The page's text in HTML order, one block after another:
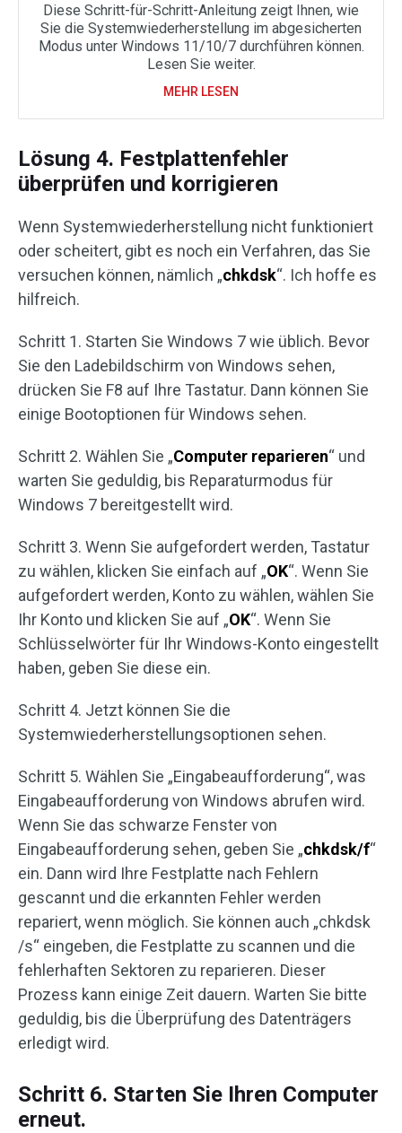
Diese Schritt-für-Schritt-Anleitung zeigt Ihnen, wie
Sie die Systemwiederherstellung im abgesicherten
Modus unter Windows 11/10/7 durchführen können.
Lesen Sie weiter.
MEHR LESEN
Lösung 4. Festplattenfehler
überprüfen und korrigieren
Wenn Systemwiederherstellung nicht funktioniert
oder scheitert, gibt es noch ein Verfahren, das Sie
versuchen können, nämlich „chkdsk“. Ich hoffe es
hilfreich.
Schritt 1. Starten Sie Windows 7 wie üblich. Bevor
Sie den Ladebildschirm von Windows sehen,
drücken Sie F8 auf Ihre Tastatur. Dann können Sie
einige Bootoptionen für Windows sehen.
Schritt 2. Wählen Sie „Computer reparieren“ und
warten Sie geduldig, bis Reparaturmodus für
Windows 7 bereitgestellt wird.
Schritt 3. Wenn Sie aufgefordert werden, Tastatur
zu wählen, klicken Sie einfach auf „OK“. Wenn Sie
aufgefordert werden, Konto zu wählen, wählen Sie
Ihr Konto und klicken Sie auf „OK“. Wenn Sie
Schlüsselwörter für Ihr Windows-Konto eingestellt
haben, geben Sie diese ein.
Schritt 4. Jetzt können Sie die
Systemwiederherstellungsoptionen sehen.
Schritt 5. Wählen Sie „Eingabeaufforderung“, was
Eingabeaufforderung von Windows abrufen wird.
Wenn Sie das schwarze Fenster von
Eingabeaufforderung sehen, geben Sie „chkdsk/f“
ein. Dann wird Ihre Festplatte nach Fehlern
gescannt und die erkannten Fehler werden
repariert, wenn möglich. Sie können auch „chkdsk
/s“ eingeben, die Festplatte zu scannen und die
fehlerhaften Sektoren zu reparieren. Dieser
Prozess kann einige Zeit dauern. Warten Sie bitte
geduldig, bis die Überprüfung des Datenträgers
erledigt wird.
Schritt 6. Starten Sie Ihren Computer
erneut.